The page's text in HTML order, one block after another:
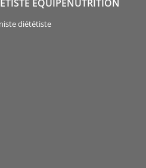
ÉQUIPENUTRITION
diététiste